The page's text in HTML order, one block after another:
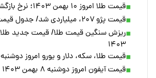
قیمت طلا امروز ۱۰ بهمن ۱۴۰۳؛ نرخ بازگشایی چند؟
قیمت پژو ۲۰۷، میلیاردی شد/ جدول قیمت
۱۴۰۳
قیمت طلا، سکه، دلار و یورو امروز دوشنبه ۸ بهمن ۱۴۰۳
قیمت آیفون امروز دوشنبه ۸ بهمن ۱۴۰۳